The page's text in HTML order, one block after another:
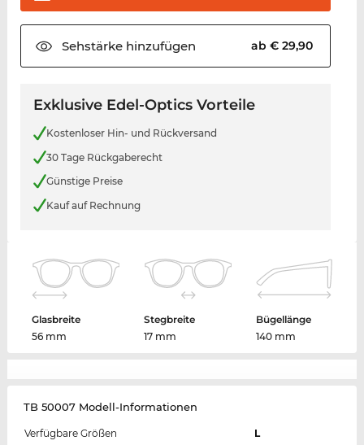
Sehstärkehinzufügen ab € 29,90
Exklusive Edel-Optics Vorteile
Kostenloser Hin- und Rückversand
30 Tage Rückgaberecht
Günstige Preise
Kauf auf Rechnung
Glasbreite
56 mm
Stegbreite
17 mm
Bügellänge
140 mm
TB 50007 Modell-Informationen
Verfügbare Größen
L